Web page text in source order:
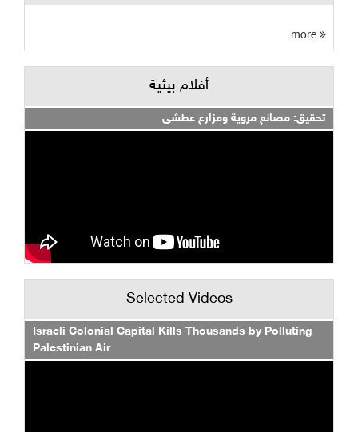
أفلام بيئية
تحقيق: مصانع مروية ومزارع عطشى
Selected Videos
Israeli Colonial Capital Kills Thousands by Polluting
Palestinian Air